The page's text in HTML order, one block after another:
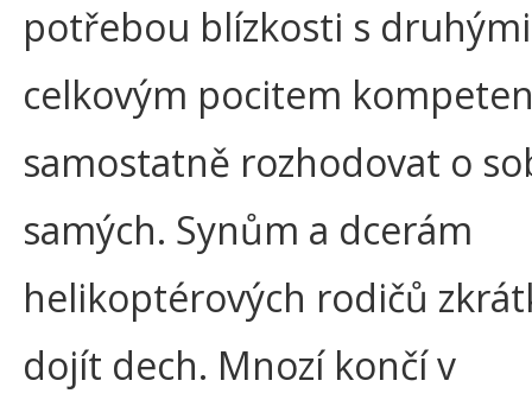
potřebou blízkosti s
celkovým pocitem
samostatně rozhodovat o
samých. Synům a dcerám
helikoptérových rodičů
dojít dech. Mnozí končí v